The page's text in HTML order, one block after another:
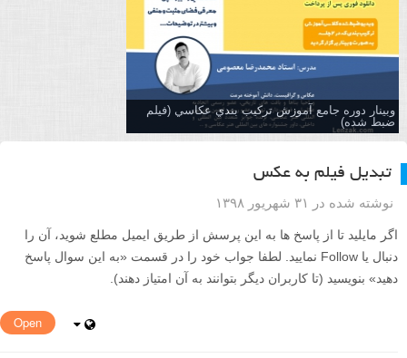
وبینار دوره جامع آموزش تركيب بندي عكاسي (فیلم
ضبط شده)
تبدیل فیلم به عکس
نوشته شده در ۳۱ شهریور ۱۳۹۸
اگر مایلید تا از پاسخ ها به این پرسش از طریق ایمیل مطلع شوید، آن را
دنبال یا Follow نمایید. لطفا جواب خود را در قسمت «به این سوال پاسخ
دهید» بنویسید (تا کاربران دیگر بتوانند به آن امتیاز دهند).
Open